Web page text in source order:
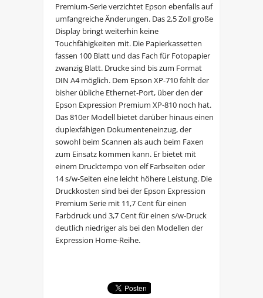
Premium-Serie verzichtet Epson ebenfalls auf
umfangreiche Änderungen. Das 2,5 Zoll große
Display bringt weiterhin keine
Touchfähigkeiten mit. Die Papierkassetten
fassen 100 Blatt und das Fach für Fotopapier
zwanzig Blatt. Drucke sind bis zum Format
DIN A4 möglich. Dem Epson XP-710 fehlt der
bisher übliche Ethernet-Port, über den der
Epson Expression Premium XP-810 noch hat.
Das 810er Modell bietet darüber hinaus einen
duplexfähigen Dokumenteneinzug, der
sowohl beim Scannen als auch beim Faxen
zum Einsatz kommen kann. Er bietet mit
einem Drucktempo von elf Farbseiten oder
14 s/w-Seiten eine leicht höhere Leistung. Die
Druckkosten sind bei der Epson Expression
Premium Serie mit 11,7 Cent für einen
Farbdruck und 3,7 Cent für einen s/w-Druck
deutlich niedriger als bei den Modellen der
Expression Home-Reihe.